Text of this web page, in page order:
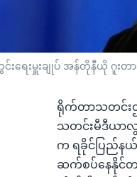
ရေးမှူးချုပ် အန်တိုနီယို ဂူးတ
ရိုက်တာသတင်းဌ
သတင်းမီဒီယာ
က ရခိုင်ပြည်န
ဆက်စပ်နေနိုင်တ